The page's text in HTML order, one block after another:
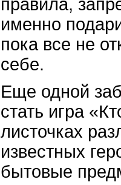
правила,
именно
пока все не
себе.
Еще одной
стать игра
листочках
известных
бытовые